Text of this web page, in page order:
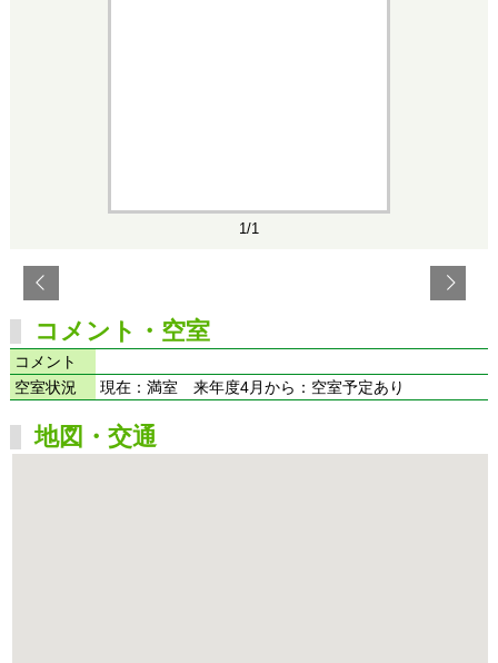
1/1
コメント・空室
コメント
空室状況
現在：満室 来年度4月から：空室予定あり
地図・交通